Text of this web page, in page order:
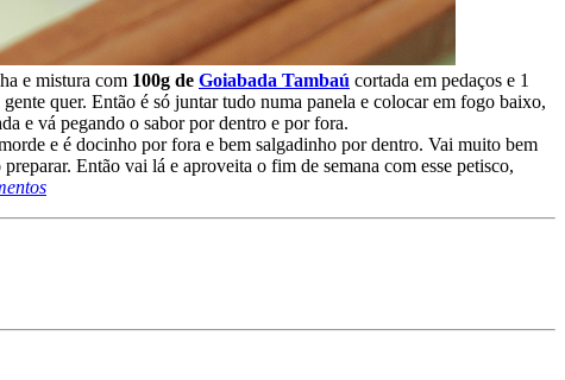
e mistura com 100g de Goiabada Tambaú cortada em pedaços e 1
quer. Então é só juntar tudo numa panela e colocar em fogo baixo,
e vá pegando o sabor por dentro e por fora.
e é docinho por fora e bem salgadinho por dentro. Vai muito bem
Então vai lá e aproveita o fim de semana com esse petisco,